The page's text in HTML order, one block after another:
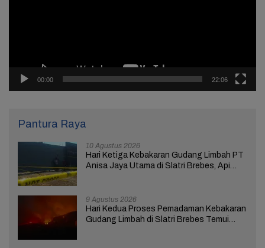
00:00 22:06
Pantura Raya
10 Agustus 2026
Hari Ketiga Kebakaran Gudang Limbah PT
Anisa Jaya Utama di Slatri Brebes, Api
9 Agustus 2026
Hari Kedua Proses Pemadaman Kebakaran
Gudang Limbah di Slatri Brebes Temui